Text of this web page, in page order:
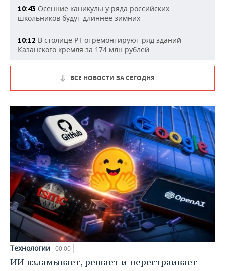
10:43 Осенние каникулы у ряда российских
школьников будут длиннее зимних
10:12 В столице РТ отремонтируют ряд зданий
Казанского кремля за 174 млн рублей
ВСЕ НОВОСТИ ЗА СЕГОДНЯ
Технологии 00:00
ИИ взламывает, решает и перестраивает